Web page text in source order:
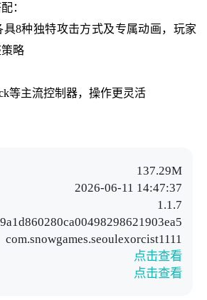
：
具8种独特攻击方式及专属动画，玩家
略
等主流控制器，操作更灵活
137.29M
2026-06-11 14:47:37
1.1.7
com.snowgames.seoulexorcist1111
点击查看
点击查看